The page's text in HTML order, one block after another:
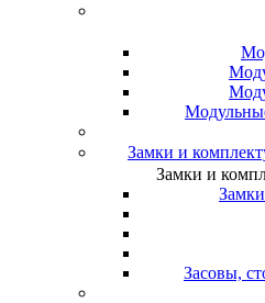
Замки и
Замки и
Засовы,